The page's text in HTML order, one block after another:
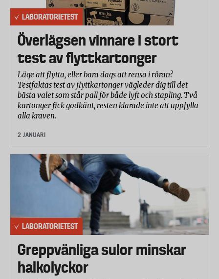
LABORATORIETEST
Överlägsen vinnare i stort
test av flyttkartonger
Läge att flytta, eller bara dags att rensa i röran?
Testfaktas test av flyttkartonger vägleder dig till det
bästa valet som står pall för både lyft och stapling. Två
kartonger fick godkänt, resten klarade inte att uppfylla
alla kraven.
2 JANUARI
LABORATORIETEST
Greppvänliga sulor minskar
halkolyckor